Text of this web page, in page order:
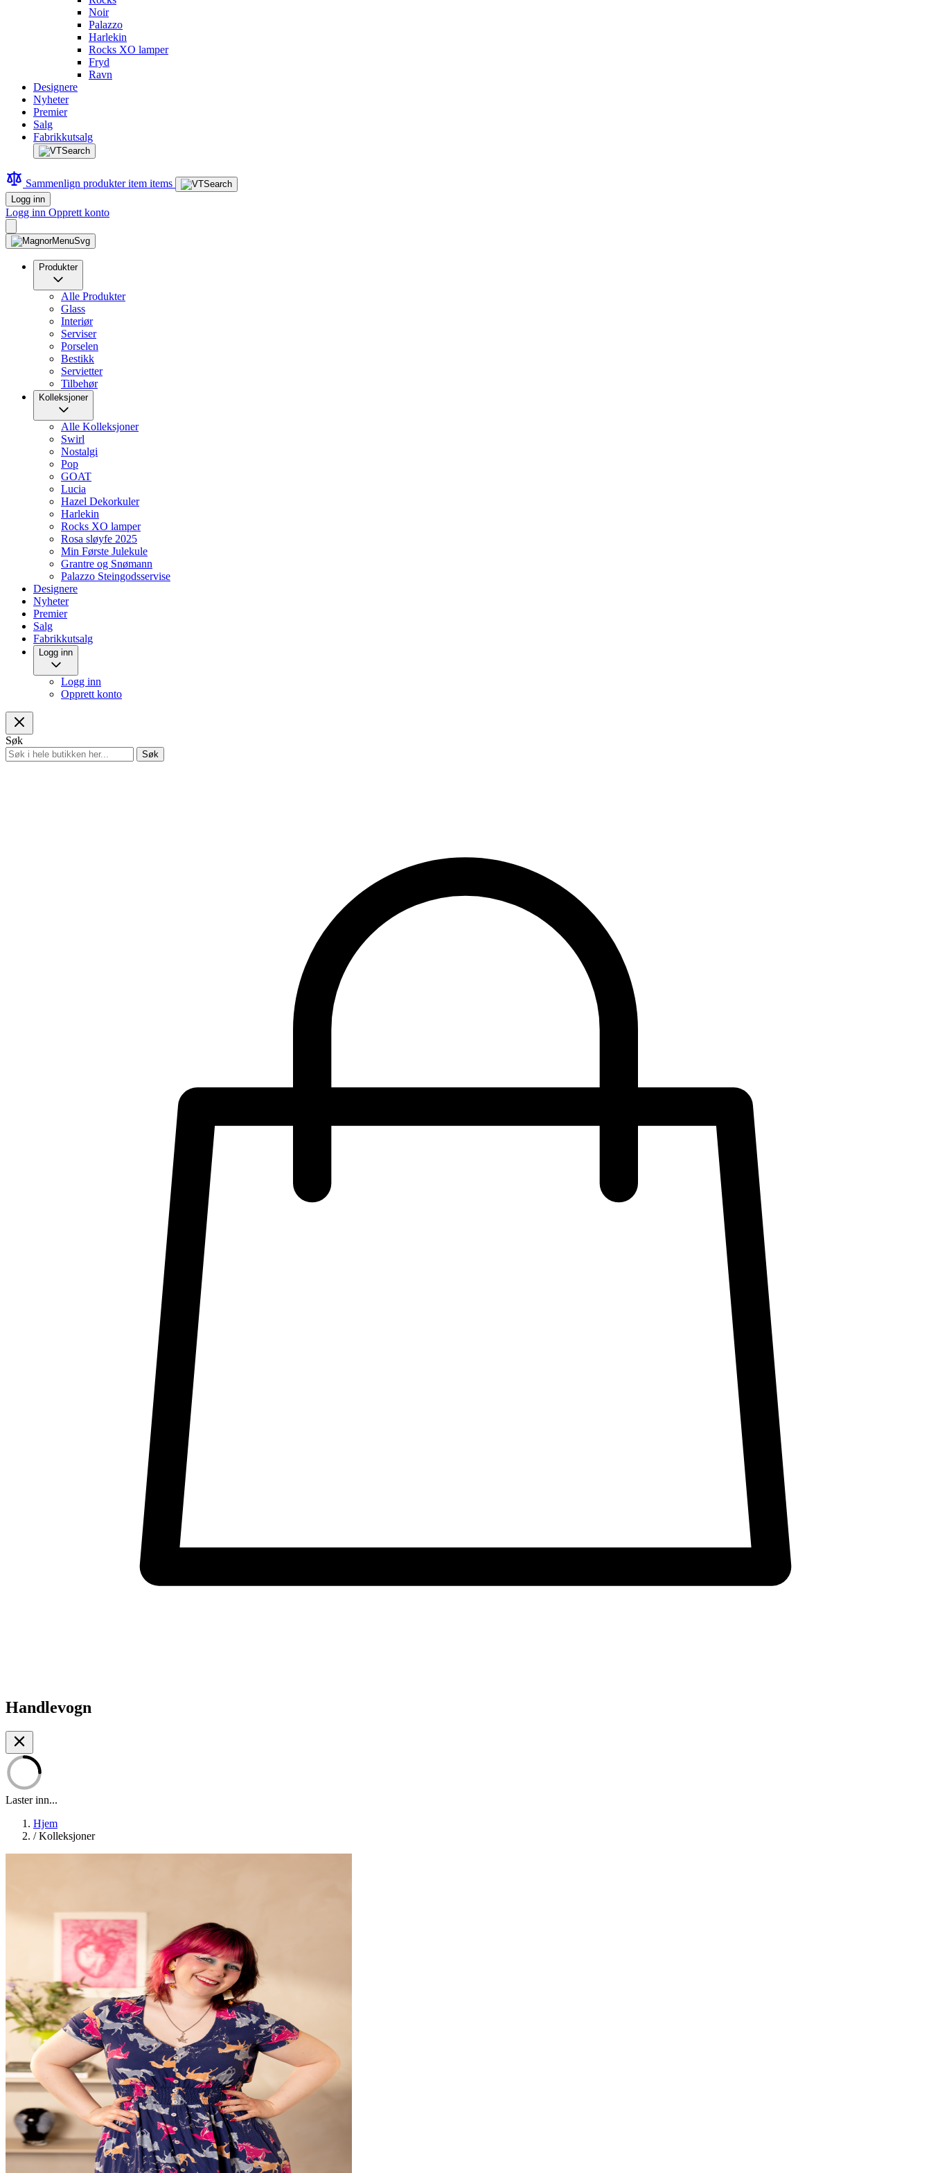
Noir
Palazzo
Harlekin
Rocks XO lamper
Fryd
Ravn
Designere
Nyheter
Premier
Salg
Fabrikkutsalg
Sammenlign produkteritem items
Logg inn
Logg inn Opprett konto
Produkter
Alle Produkter
Glass
Interiør
Serviser
Porselen
Bestikk
Servietter
Tilbehør
Kolleksjoner
Alle Kolleksjoner
Swirl
Nostalgi
Pop
GOAT
Lucia
Hazel Dekorkuler
Harlekin
Rocks XO lamper
Rosa sløyfe 2025
Min Første Julekule
Grantre og Snømann
Palazzo Steingodsservise
Designere
Nyheter
Premier
Salg
Fabrikkutsalg
Logg inn
Logg inn
Opprett konto
Søk
Søk
Handlevogn
Laster inn...
Hjem
/ Kolleksjoner